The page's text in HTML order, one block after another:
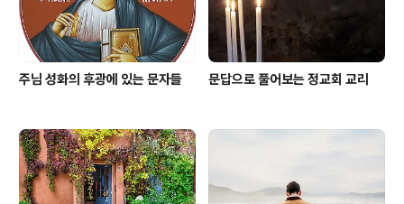
주님 성화의 후광에 있는 문자들 문답으로 풀어보는 정교회 교리